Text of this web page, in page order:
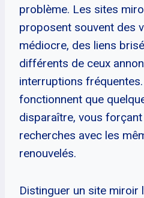
problème. Les sites
proposent souvent des
médiocre, des liens
différents de ceux
interruptions
fonctionnent que
disparaître, vous
recherches avec les
renouvelés.
Distinguer un site miroir